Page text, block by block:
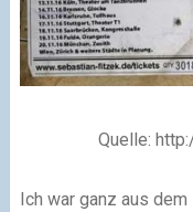
Quelle:
Ich war ganz aus